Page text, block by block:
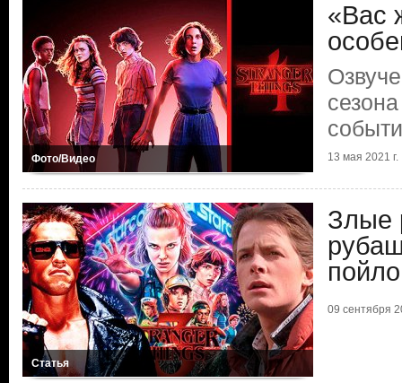
Фото/Видео
«Вас
13 мая 2021 г.
Статья
Злые
09 сентября